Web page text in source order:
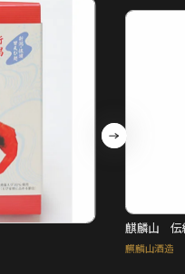
プ
鮎正
鮎正